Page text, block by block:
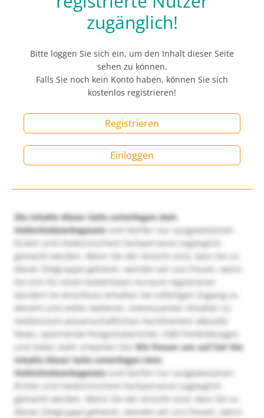
zugänglich!
Bitte loggen Sie sich ein, um den Inhalt dieser Seite
sehen zu können.
Falls Sie noch kein Konto haben, können Sie sich
kostenlos registrieren!
Registrieren
Einloggen
Die Inhalte dieser Seite unterliegen dem
Heilmittelwerbegesetzund dürfen nur ausgewiesenen
Ärzten und medizinischem Fachpersonal zugänglich
gemacht werden. Wenn Sie der Ansicht sind, dass Sie zu
dieser Zielgruppe gehören, würden wir uns freuen, wenn
Sie sich für einen kostenlosen Account registrieren
würden! Im Anschluss erhalten Sie sofortigen Zugang zu
diesem und vielen weiteren, interessanten Inhalten zu
medizinisch-wissenschaftlichen Fachthemen! Aktuelle
News, spannende Kongressberichte, CME-Fortbildungen
und vieles mehr erwarten Sie!Wir freuen uns auf Sie! Die
Inhalte dieser Seite unterliegen dem
Heilmittelwerbegesetzund dürfen nur ausgewiesenen
Ärzten und medizinischem Fachpersonal zugänglich
gemacht werden. Wenn Sie der Ansicht sind, dass Sie zu
dieser Zielgruppe gehören, würden wir uns freuen, wenn